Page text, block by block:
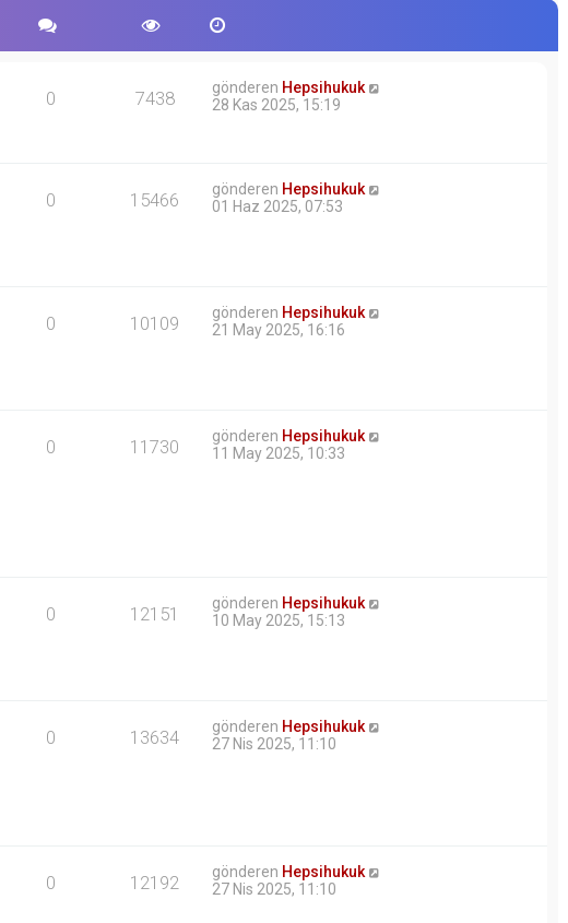
0 7438 gönderen Hepsihukuk
28 Kas 2025, 15:19
0 15466 gönderen Hepsihukuk
01 Haz 2025, 07:53
0 10109 gönderen Hepsihukuk
21 May 2025, 16:16
0 11730 gönderen Hepsihukuk
11 May 2025, 10:33
0 12151 gönderen Hepsihukuk
10 May 2025, 15:13
0 13634 gönderen Hepsihukuk
27 Nis 2025, 11:10
0 12192 gönderen Hepsihukuk
27 Nis 2025, 11:10